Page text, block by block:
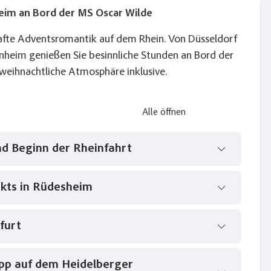
an Bord der MS Oscar Wilde
Adventsromantik auf dem Rhein. Von Düsseldorf
genießen Sie besinnliche Stunden an Bord der
Atmosphäre inklusive.
Alle öffnen
Beginn der Rheinfahrt
Anschließend besteht die Möglichkeit,
Bord. Gegen frühen Abend legt das Schiff ab,
in Rüdesheim
das romantische Rheintal. Das
der Nationen“ zu besuchen. Am Abend erwartet
Frankfurt. Der Frankfurter Weihnachtsmarkt,
auf dem Heidelberger